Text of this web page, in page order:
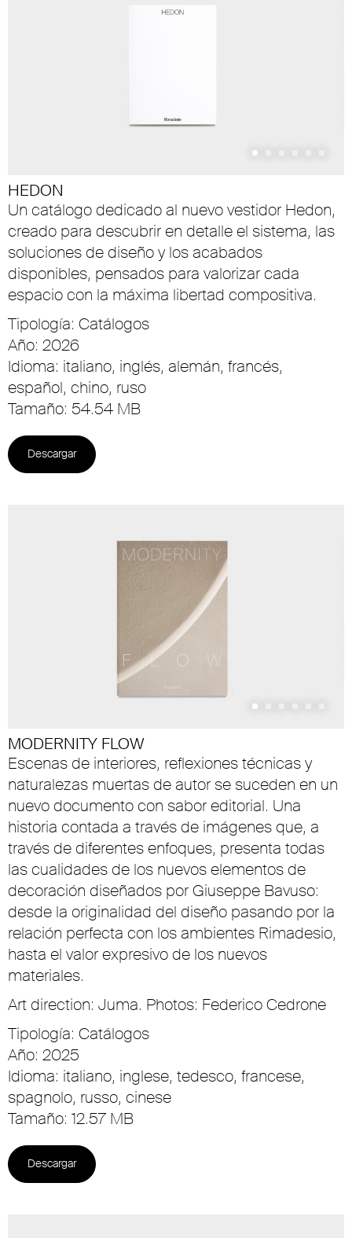
HEDON
Un catálogo dedicado al nuevo vestidor Hedon,
creado para descubrir en detalle el sistema, las
soluciones de diseño y los acabados
disponibles, pensados para valorizar cada
espacio con la máxima libertad compositiva.
Tipología: Catálogos
Año: 2026
Idioma: italiano, inglés, alemán, francés,
español, chino, ruso
Tamaño: 54.54 MB
Descargar
MODERNITY FLOW
Escenas de interiores, reflexiones técnicas y
naturalezas muertas de autor se suceden en un
nuevo documento con sabor editorial. Una
historia contada a través de imágenes que, a
través de diferentes enfoques, presenta todas
las cualidades de los nuevos elementos de
decoración diseñados por Giuseppe Bavuso:
desde la originalidad del diseño pasando por la
relación perfecta con los ambientes Rimadesio,
hasta el valor expresivo de los nuevos
materiales.
Art direction: Juma. Photos: Federico Cedrone
Tipología: Catálogos
Año: 2025
Idioma: italiano, inglese, tedesco, francese,
spagnolo, russo, cinese
Tamaño: 12.57 MB
Descargar